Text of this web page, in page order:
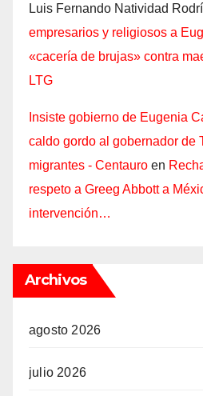
Luis Fernando Natividad
empresarios y religiosos a
«cacería de brujas» contra
LTG
Insiste gobierno de Eugenia
caldo gordo al gobernador de
migrantes - Centauro en
respeto a Greeg Abbott a
intervención…
Archivos
agosto 2026
julio 2026